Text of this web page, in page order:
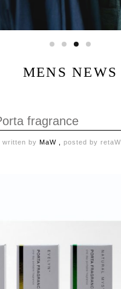
MENS NEWS
fragrance
written byMaW ,posted byretaW